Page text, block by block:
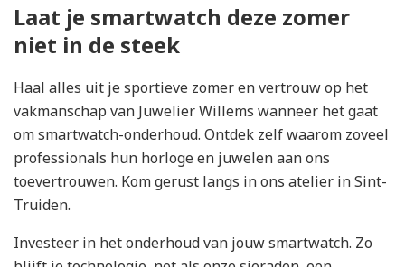
Laat je smartwatch deze zomer
niet in de steek
Haal alles uit je sportieve zomer en vertrouw op het
vakmanschap van Juwelier Willems wanneer het gaat
om smartwatch-onderhoud. Ontdek zelf waarom zoveel
professionals hun horloge en juwelen aan ons
toevertrouwen. Kom gerust langs in ons atelier in Sint-
Truiden.
Investeer in het onderhoud van jouw smartwatch. Zo